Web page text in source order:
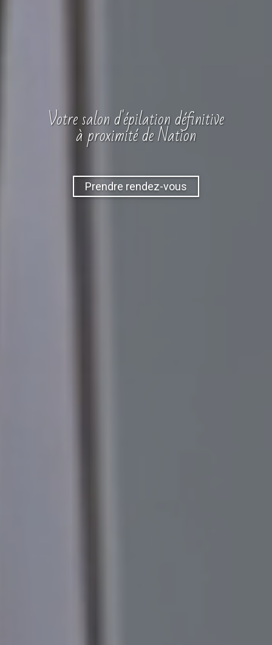
Votresalond'épilation définitive
à proximité de Nation
Prendre rendez-vous